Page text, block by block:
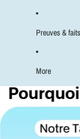
Preuves &
More